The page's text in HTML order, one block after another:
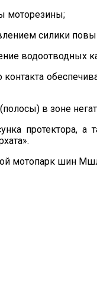
моторезины;
силики
контакта
в зоне
протектора,